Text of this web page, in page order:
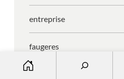
entreprise
faugeres
faustino